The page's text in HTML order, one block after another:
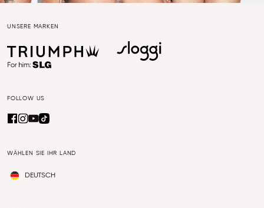
UNSERE MARKEN
FOLLOW US
WÄHLEN SIE IHR LAND
DEUTSCH